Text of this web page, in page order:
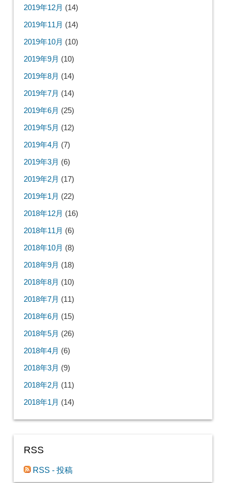
2019年12月 (14)
2019年11月 (14)
2019年10月 (10)
2019年9月 (10)
2019年8月 (14)
2019年7月 (14)
2019年6月 (25)
2019年5月 (12)
2019年4月 (7)
2019年3月 (6)
2019年2月 (17)
2019年1月 (22)
2018年12月 (16)
2018年11月 (6)
2018年10月 (8)
2018年9月 (18)
2018年8月 (10)
2018年7月 (11)
2018年6月 (15)
2018年5月 (26)
2018年4月 (6)
2018年3月 (9)
2018年2月 (11)
2018年1月 (14)
RSS
RSS - 投稿